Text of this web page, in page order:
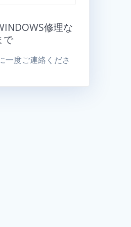
修理な
で
一度ご連絡くださ